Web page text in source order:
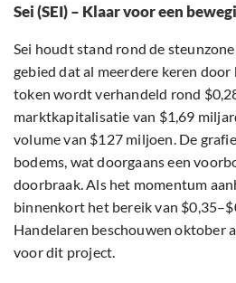
Sei (SEI) – Klaar voor een
Sei houdt stand rond de
gebied dat al meerdere keren
token wordt verhandeld rond
marktkapitalisatie van $1,69
volume van $127 miljoen. De
bodems, wat doorgaans een
doorbraak. Als het momentum
binnenkort het bereik van
Handelaren beschouwen oktober
voor dit project.